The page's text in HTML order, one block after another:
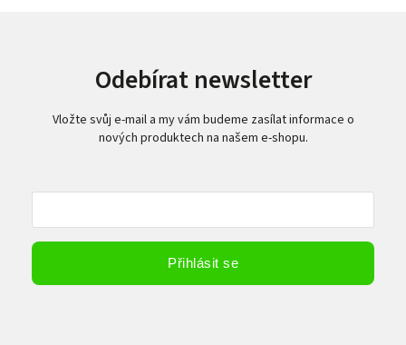
Odebírat newsletter
Vložte svůj e-mail a my vám budeme zasílat informace o
nových produktech na našem e-shopu.
Přihlásit se